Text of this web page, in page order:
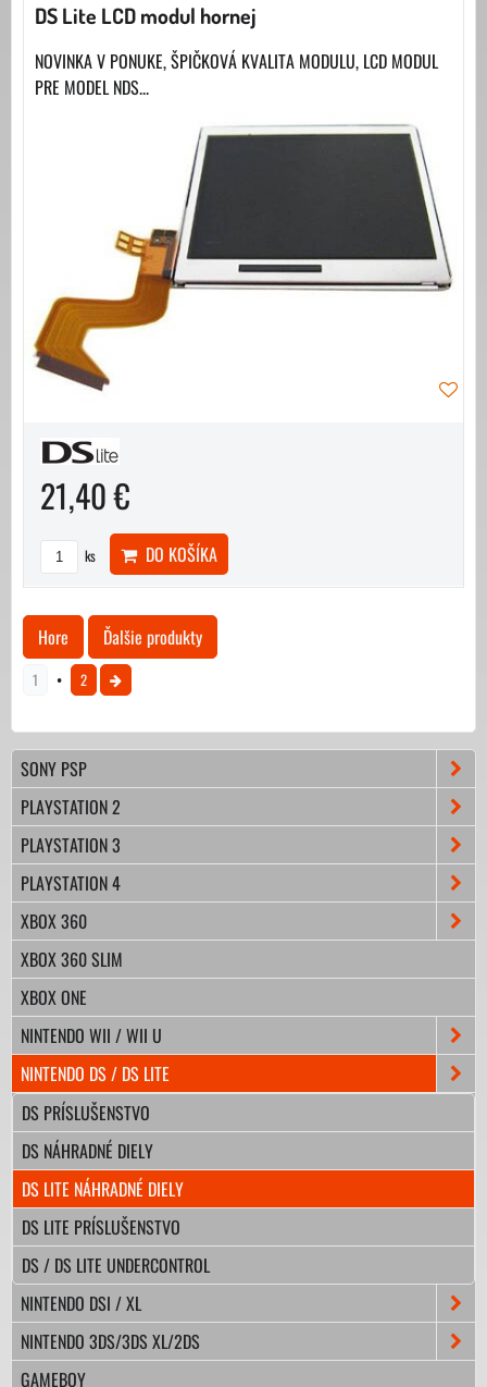
DS Lite LCD modul hornej
NOVINKA V PONUKE, ŠPIČKOVÁ KVALITA MODULU, LCD MODUL
PRE MODEL NDS...
21,40 €
ks DO KOŠÍKA
Hore Ďalšie produkty
1 2
SONY PSP
PLAYSTATION 2
PLAYSTATION 3
PLAYSTATION 4
XBOX 360
XBOX 360 SLIM
XBOX ONE
NINTENDO WII / WII U
NINTENDO DS / DS LITE
DS PRÍSLUŠENSTVO
DS NÁHRADNÉ DIELY
DS LITE NÁHRADNÉ DIELY
DS LITE PRÍSLUŠENSTVO
DS / DS LITE UNDERCONTROL
NINTENDO DSI / XL
NINTENDO 3DS/3DS XL/2DS
GAMEBOY